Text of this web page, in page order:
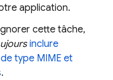
application.
cette tâche,
inclure
type MIME et
.